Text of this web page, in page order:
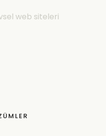
web siteleri